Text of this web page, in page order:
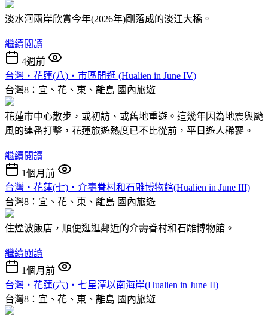
淡水河兩岸欣賞今年(2026年)剛落成的淡江大橋。
繼續閱讀
4週前
台灣‧花蓮(八)‧市區閒逛 (Hualien in June IV)
台灣8：宜、花、東、離島 國內旅遊
花蓮市中心散步，或初訪、或舊地重遊。這幾年因為地震與颱
風的連番打擊，花蓮旅遊熱度已不比從前，平日遊人稀寥。
繼續閱讀
1個月前
台灣‧花蓮(七)‧介壽眷村和石雕博物館(Hualien in June III)
台灣8：宜、花、東、離島 國內旅遊
住煙波飯店，順便逛逛鄰近的介壽眷村和石雕博物館。
繼續閱讀
1個月前
台灣‧花蓮(六)‧七星潭以南海岸(Hualien in June II)
台灣8：宜、花、東、離島 國內旅遊